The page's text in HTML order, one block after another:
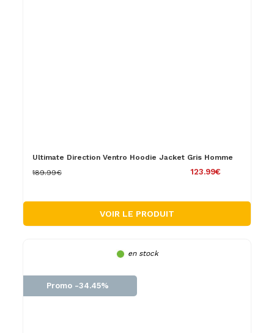
Ultimate Direction Ventro Hoodie Jacket Gris Homme
123.99€
189.99€
VOIR LE PRODUIT
en stock
Promo -34.45%